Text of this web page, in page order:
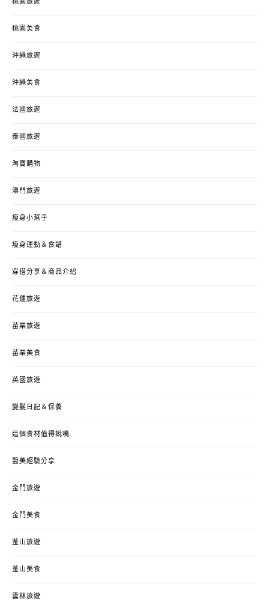
桃園旅遊
桃園美食
沖繩旅遊
沖繩美食
法國旅遊
泰國旅遊
淘寶購物
澳門旅遊
瘦身小幫手
瘦身運動＆食譜
穿搭分享＆商品介紹
花蓮旅遊
苗栗旅遊
苗栗美食
英國旅遊
變髮日記＆保養
這個食材值得說嘴
醫美經驗分享
金門旅遊
金門美食
釜山旅遊
釜山美食
雲林旅遊